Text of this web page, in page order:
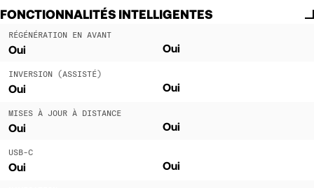
FONCTIONNALITÉS INTELLIGENTES
RÉGÉNÉRATION EN AVANT
Oui Oui
INVERSION (ASSISTÉ)
Oui Oui
MISES À JOUR À DISTANCE
Oui Oui
USB-C
Oui Oui